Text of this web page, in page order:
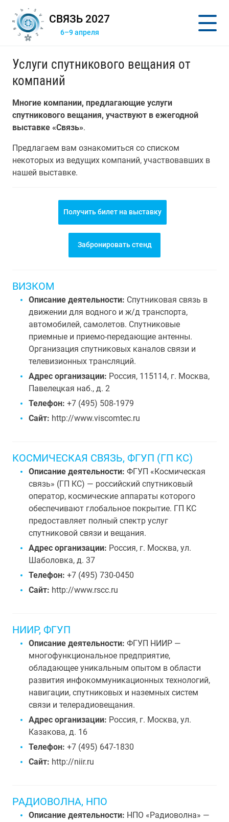
СВЯЗЬ 2027
6–9 апреля
Услуги спутникового вещания от
компаний
Многие компании, предлагающие услуги
спутникового вещания, участвуют в ежегодной
выставке «Связь».
Предлагаем вам ознакомиться со списком
некоторых из ведущих компаний, участвовавших в
нашей выставке.
Получить билет на выставку
Забронировать стенд
ВИЗКОМ
Описание деятельности: Спутниковая связь в
движении для водного и ж/д транспорта,
автомобилей, самолетов. Спутниковые
приемные и приемо-передающие антенны.
Организация спутниковых каналов связи и
телевизионных трансляций.
Адрес организации: Россия, 115114, г. Москва,
Павелецкая наб., д. 2
Телефон: +7 (495) 508-1979
Сайт: http://www.viscomtec.ru
КОСМИЧЕСКАЯ СВЯЗЬ, ФГУП (ГП КС)
Описание деятельности: ФГУП «Космическая
связь» (ГП КС) — российский спутниковый
оператор, космические аппараты которого
обеспечивают глобальное покрытие. ГП КС
предоставляет полный спектр услуг
спутниковой связи и вещания.
Адрес организации: Россия, г. Москва, ул.
Шаболовка, д. 37
Телефон: +7 (495) 730-0450
Сайт: http://www.rscc.ru
НИИР, ФГУП
Описание деятельности: ФГУП НИИР —
многофункциональное предприятие,
обладающее уникальным опытом в области
развития инфокоммуникационных технологий,
навигации, спутниковых и наземных систем
связи и телерадиовещания.
Адрес организации: Россия, г. Москва, ул.
Казакова, д. 16
Телефон: +7 (495) 647-1830
Сайт: http://niir.ru
РАДИОВОЛНА, НПО
Описание деятельности: НПО «Радиоволна» —